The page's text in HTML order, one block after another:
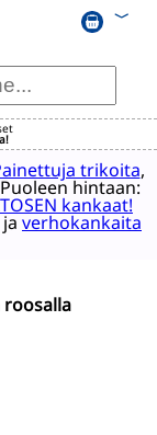
﹀
trikoita,
hintaan:
kankaat!
javerhokankaita
roosalla